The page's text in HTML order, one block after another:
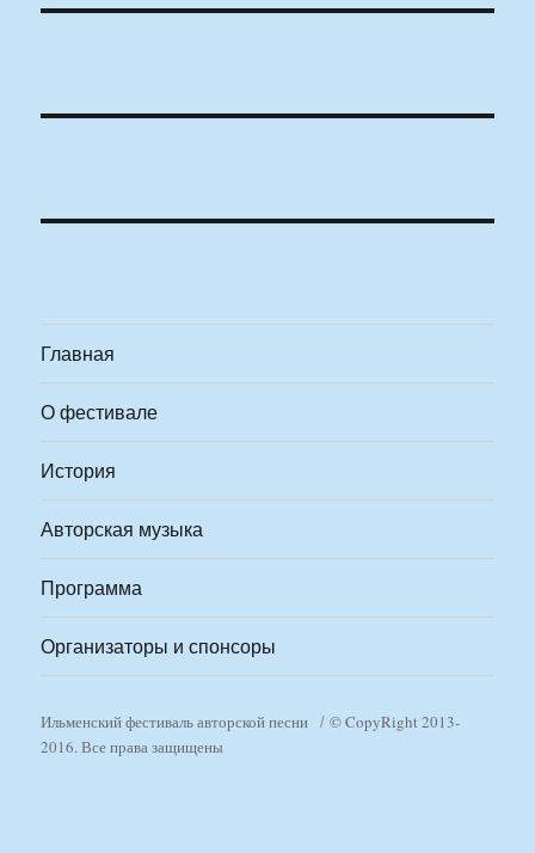
Главная
О фестивале
История
Авторская музыка
Программа
Организаторы и спонсоры
Ильменский фестиваль авторской песни
© CopyRight 2013-
2016. Все права защищены